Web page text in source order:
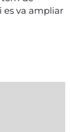
es va ampliar